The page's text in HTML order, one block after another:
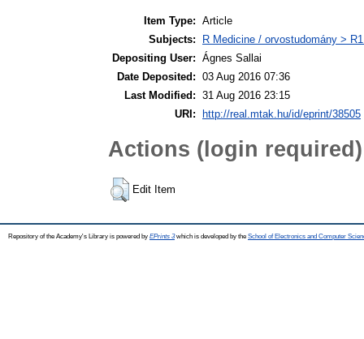
Item Type: Article
Subjects:
R Medicine / orvostudomány >
Depositing User: Ágnes Sallai
Date Deposited: 03 Aug 2016 07:36
Last Modified: 31 Aug 2016 23:15
URI:
http://real.mtak.hu/id/eprint/38505
Actions (login required)
Edit Item
Repository of the Academy's Library is powered by EPrints 3which is developed by the School of Electronics and Computer